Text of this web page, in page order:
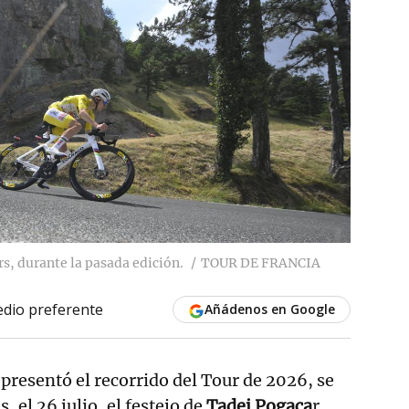
durante la pasada edición. TOUR DE FRANCIA
preferente Añádenos en Google
el recorrido del Tour de 2026, se